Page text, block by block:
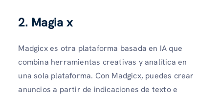
2. Magia x
Madgicx es otra plataforma basada en IA que
combina herramientas creativas y analítica en
una sola plataforma. Con Madgicx, puedes crear
anuncios a partir de indicaciones de texto e